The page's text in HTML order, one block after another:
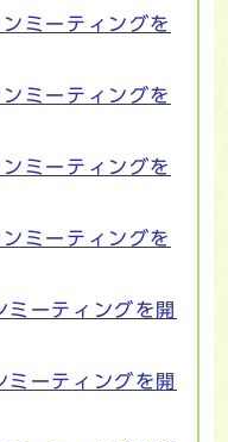
ミーティングを
ミーティングを
ミーティングを
ミーティングを
ーティングを開
ーティングを開